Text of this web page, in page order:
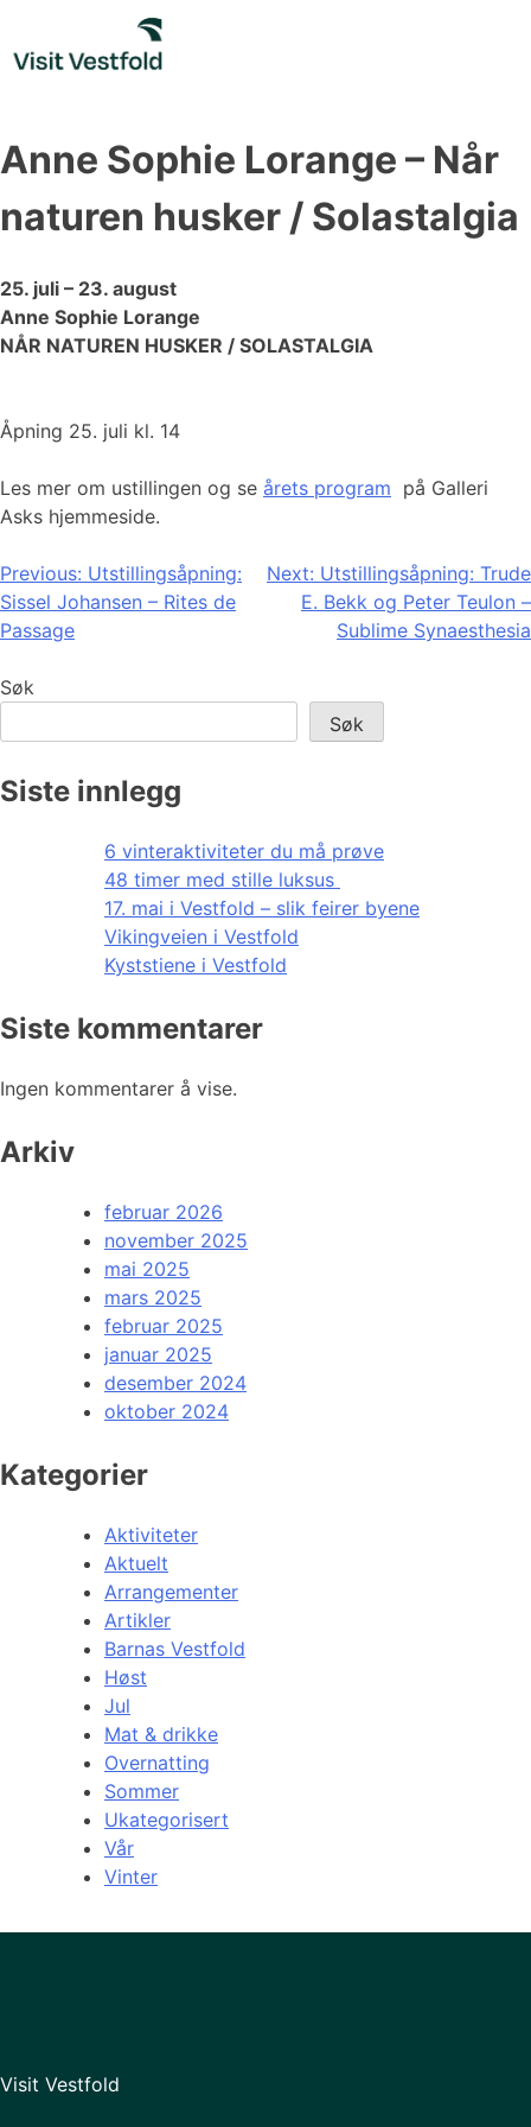
content
Anne Sophie Lorange – Når
naturen husker / Solastalgia
25. juli – 23. august
Anne Sophie Lorange
NÅR NATUREN HUSKER / SOLASTALGIA
Åpning 25. juli kl. 14
Les mer om ustillingen og se årets program på Galleri
Asks hjemmeside.
Innleggsnavigasjon
Previous: Utstillingsåpning:
Sissel Johansen – Rites de
Passage
Next: Utstillingsåpning: Trude
E. Bekk og Peter Teulon –
Sublime Synaesthesia
Søk
Søk
Siste innlegg
6 vinteraktiviteter du må prøve
48 timer med stille luksus
17. mai i Vestfold – slik feirer byene
Vikingveien i Vestfold
Kyststiene i Vestfold
Siste kommentarer
Ingen kommentarer å vise.
Arkiv
februar 2026
november 2025
mai 2025
mars 2025
februar 2025
januar 2025
desember 2024
oktober 2024
Kategorier
Aktiviteter
Aktuelt
Arrangementer
Artikler
Barnas Vestfold
Høst
Jul
Mat & drikke
Overnatting
Sommer
Ukategorisert
Vår
Vinter
Visit Vestfold